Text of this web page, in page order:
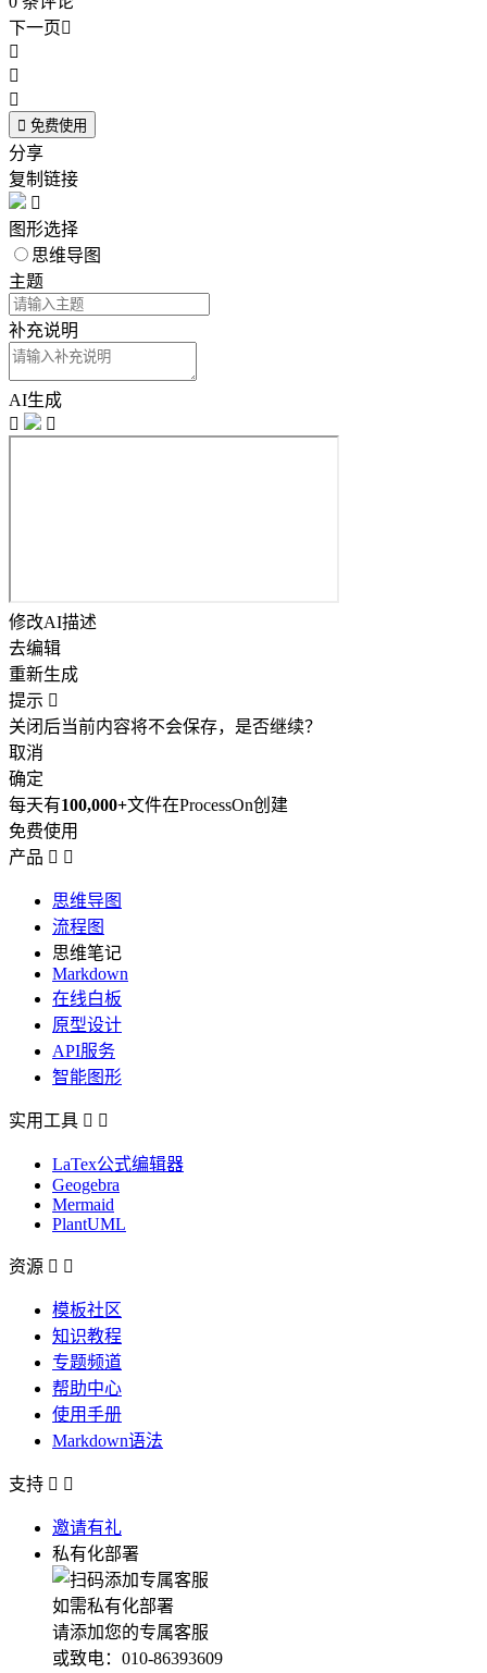
下一页



 免费使用
分享
复制链接

图形选择
思维导图
主题
补充说明
AI生成


修改AI描述
去编辑
重新生成
提示 
关闭后当前内容将不会保存，是否继续？
取消
确定
每天有100,000+文件在ProcessOn创建
免费使用
产品  
思维导图
流程图
思维笔记
Markdown
在线白板
原型设计
API服务
智能图形
实用工具  
LaTex公式编辑器
Geogebra
Mermaid
PlantUML
资源  
模板社区
知识教程
专题频道
帮助中心
使用手册
Markdown语法
支持  
邀请有礼
私有化部署
如需私有化部署
请添加您的专属客服
或致电：010-86393609